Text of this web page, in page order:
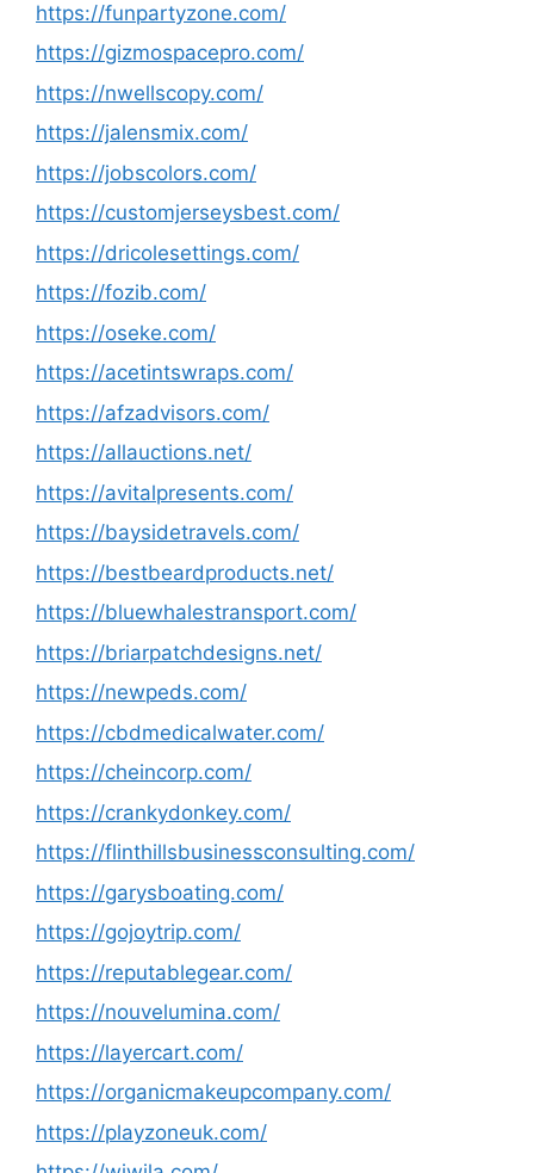
https://funpartyzone.com/
https://gizmospacepro.com/
https://nwellscopy.com/
https://jalensmix.com/
https://jobscolors.com/
https://customjerseysbest.com/
https://dricolesettings.com/
https://fozib.com/
https://oseke.com/
https://acetintswraps.com/
https://afzadvisors.com/
https://allauctions.net/
https://avitalpresents.com/
https://baysidetravels.com/
https://bestbeardproducts.net/
https://bluewhalestransport.com/
https://briarpatchdesigns.net/
https://newpeds.com/
https://cbdmedicalwater.com/
https://cheincorp.com/
https://crankydonkey.com/
https://flinthillsbusinessconsulting.com/
https://garysboating.com/
https://gojoytrip.com/
https://reputablegear.com/
https://nouvelumina.com/
https://layercart.com/
https://organicmakeupcompany.com/
https://playzoneuk.com/